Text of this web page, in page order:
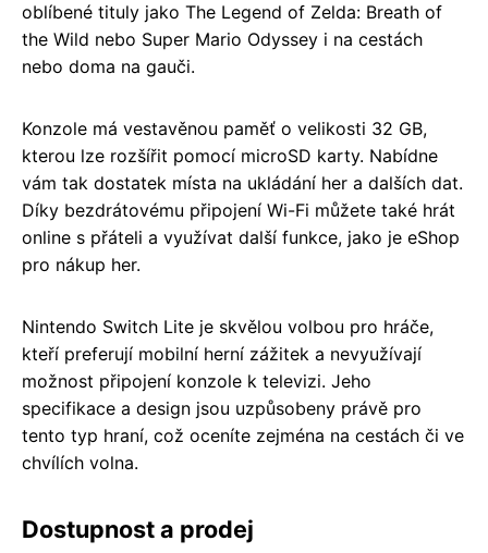
oblíbené tituly jako The Legend of Zelda: Breath of
the Wild nebo Super Mario Odyssey i na cestách
nebo doma na gauči.
Konzole má vestavěnou paměť o velikosti 32 GB,
kterou lze rozšířit pomocí microSD karty. Nabídne
vám tak dostatek místa na ukládání her a dalších dat.
Díky bezdrátovému připojení Wi-Fi můžete také hrát
online s přáteli a využívat další funkce, jako je eShop
pro nákup her.
Nintendo Switch Lite je skvělou volbou pro hráče,
kteří preferují mobilní herní zážitek a nevyužívají
možnost připojení konzole k televizi. Jeho
specifikace a design jsou uzpůsobeny právě pro
tento typ hraní, což oceníte zejména na cestách či ve
chvílích volna.
Dostupnost a prodej